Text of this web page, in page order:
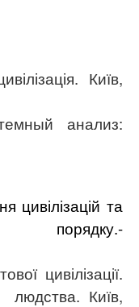
Київ,
анализ:
цивілізацій та
порядку.-
цивілізації.
людства. Київ,